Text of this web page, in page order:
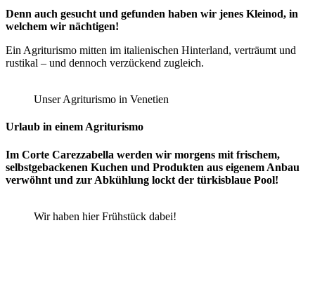
Denn auch gesucht und gefunden haben wir jenes Kleinod, in
welchem wir nächtigen!
Ein Agriturismo mitten im italienischen Hinterland, verträumt und
rustikal – und dennoch verzückend zugleich.
Unser Agriturismo in Venetien
Urlaub in einem Agriturismo
Im Corte Carezzabella werden wir morgens mit frischem,
selbstgebackenen Kuchen und Produkten aus eigenem Anbau
verwöhnt und zur Abkühlung lockt der türkisblaue Pool!
Wir haben hier Frühstück dabei!